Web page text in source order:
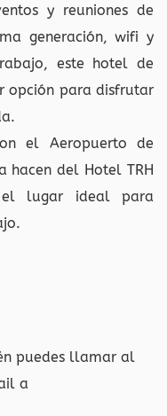
y reuniones de
generación, wifi y
este hotel de
opción para disfrutar
el Aeropuerto de
hacen del Hotel TRH
el lugar ideal para
puedes llamar al
a